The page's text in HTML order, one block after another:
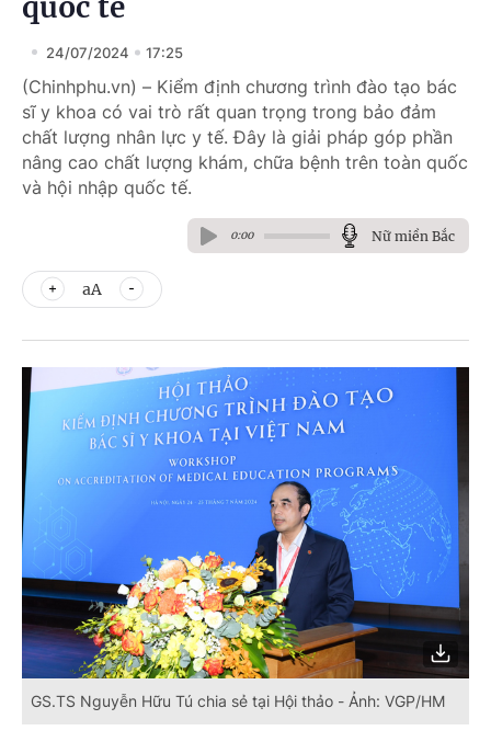
24/07/2024 17:25
(Chinhphu.vn) – Kiểm định chương trình đào tạo bác
sĩ y khoa có vai trò rất quan trọng trong bảo đảm
chất lượng nhân lực y tế. Đây là giải pháp góp phần
nâng cao chất lượng khám, chữa bệnh trên toàn quốc
và hội nhập quốc tế.
0:00 Nữ miền Bắc
aA
GS.TS Nguyễn Hữu Tú chia sẻ tại Hội thảo - Ảnh: VGP/HM